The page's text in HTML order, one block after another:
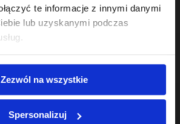
te informacje z innymi danymi
lub uzyskanymi podczas
Zezwól na wszystkie
Spersonalizuj